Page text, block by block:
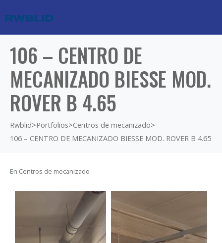
106 – CENTRO DE
MECANIZADO BIESSE MOD.
ROVER B 4.65
Rwblid>Portfolios>Centros de mecanizado>
106 – CENTRO DE MECANIZADO BIESSE MOD. ROVER B 4.65
En Centros de mecanizado